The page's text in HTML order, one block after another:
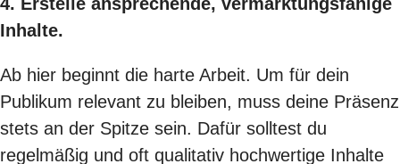
Inhalte.
Ab hier beginnt die harte Arbeit. Um für dein
Publikum relevant zu bleiben, muss deine Präsenz
stets an der Spitze sein. Dafür solltest du
regelmäßig und oft qualitativ hochwertige Inhalte